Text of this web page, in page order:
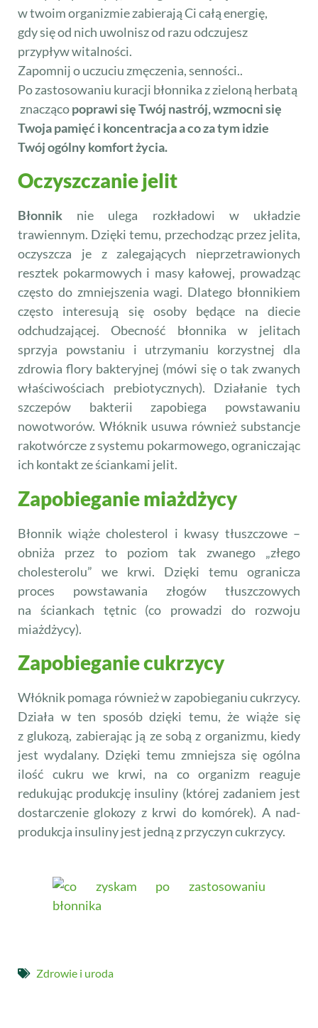
w twoim organizmie zabierają Ci całą energię,
gdy się od nich uwolnisz od razu odczujesz
przypływ witalności.
Zapomnij o uczuciu zmęczenia, senności..
Po zastosowaniu kuracji błonnika z zieloną herbatą
znaczącopoprawi się Twój nastrój, wzmocni się
Twoja pamięć i koncentracja a co za tym idzie
Twój ogólny komfort życia.
Oczyszczanie jelit
Błonnik nie ulega rozkładowi w układzie
trawiennym. Dzięki temu, przechodząc przez jelita,
oczyszcza je z zalegających nieprzetrawionych
resztek pokarmowych i masy kałowej, prowadząc
często do zmniejszenia wagi. Dlatego błonnikiem
często interesują się osoby będące na diecie
odchudzającej. Obecność błonnika w jelitach
sprzyja powstaniu i utrzymaniu korzystnej dla
zdrowia flory bakteryjnej (mówi się o tak zwanych
właściwościach prebiotycznych). Działanie tych
szczepów bakterii zapobiega powstawaniu
nowotworów. Włóknik usuwa również substancje
rakotwórcze z systemu pokarmowego, ograniczając
ich kontakt ze ściankami jelit.
Zapobieganie miażdżycy
Błonnik wiąże cholesterol i kwasy tłuszczowe –
obniża przez to poziom tak zwanego „złego
cholesterolu” we krwi. Dzięki temu ogranicza
proces powstawania złogów tłuszczowych
na ściankach tętnic (co prowadzi do rozwoju
miażdżycy).
Zapobieganie cukrzycy
Włóknik pomaga również w zapobieganiu cukrzycy.
Działa w ten sposób dzięki temu, że wiąże się
z glukozą, zabierając ją ze sobą z organizmu, kiedy
jest wydalany. Dzięki temu zmniejsza się ogólna
ilość cukru we krwi, na co organizm reaguje
redukując produkcję insuliny (której zadaniem jest
dostarczenie glokozy z krwi do komórek). A nad-
produkcja insuliny jest jedną z przyczyn cukrzycy.
Zdrowie i uroda